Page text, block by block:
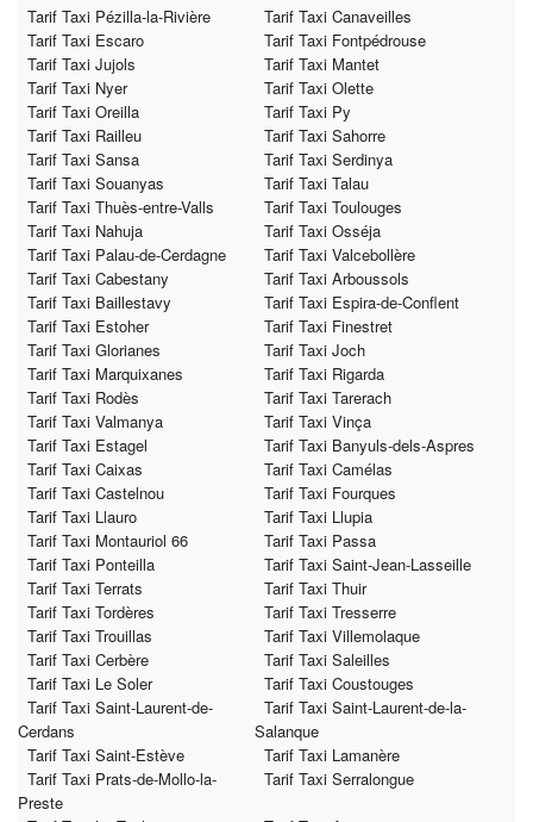
Tarif Taxi Pézilla-la-Rivière
Tarif Taxi Canaveilles
Tarif Taxi Escaro
Tarif Taxi Fontpédrouse
Tarif Taxi Jujols
Tarif Taxi Mantet
Tarif Taxi Nyer
Tarif Taxi Olette
Tarif Taxi Oreilla
Tarif Taxi Py
Tarif Taxi Railleu
Tarif Taxi Sahorre
Tarif Taxi Sansa
Tarif Taxi Serdinya
Tarif Taxi Souanyas
Tarif Taxi Talau
Tarif Taxi Thuès-entre-Valls
Tarif Taxi Toulouges
Tarif Taxi Nahuja
Tarif Taxi Osséja
Tarif Taxi Palau-de-Cerdagne
Tarif Taxi Valcebollère
Tarif Taxi Cabestany
Tarif Taxi Arboussols
Tarif Taxi Baillestavy
Tarif Taxi Espira-de-Conflent
Tarif Taxi Estoher
Tarif Taxi Finestret
Tarif Taxi Glorianes
Tarif Taxi Joch
Tarif Taxi Marquixanes
Tarif Taxi Rigarda
Tarif Taxi Rodès
Tarif Taxi Tarerach
Tarif Taxi Valmanya
Tarif Taxi Vinça
Tarif Taxi Estagel
Tarif Taxi Banyuls-dels-Aspres
Tarif Taxi Caixas
Tarif Taxi Camélas
Tarif Taxi Castelnou
Tarif Taxi Fourques
Tarif Taxi Llauro
Tarif Taxi Llupia
Tarif Taxi Montauriol 66
Tarif Taxi Passa
Tarif Taxi Ponteilla
Tarif Taxi Saint-Jean-Lasseille
Tarif Taxi Terrats
Tarif Taxi Thuir
Tarif Taxi Tordères
Tarif Taxi Tresserre
Tarif Taxi Trouillas
Tarif Taxi Villemolaque
Tarif Taxi Cerbère
Tarif Taxi Saleilles
Tarif Taxi Le Soler
Tarif Taxi Coustouges
Tarif Taxi Saint-Laurent-de-
Cerdans
Tarif Taxi Saint-Laurent-de-la-
Salanque
Tarif Taxi Saint-Estève
Tarif Taxi Lamanère
Tarif Taxi Prats-de-Mollo-la-
Preste
Tarif Taxi Serralongue